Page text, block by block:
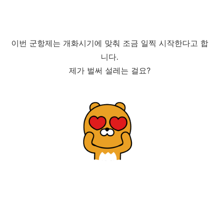
이번 군항제는 개화시기에 맞춰 조금 일찍 시작한다고 합
니다.
제가 벌써 설레는 걸요?